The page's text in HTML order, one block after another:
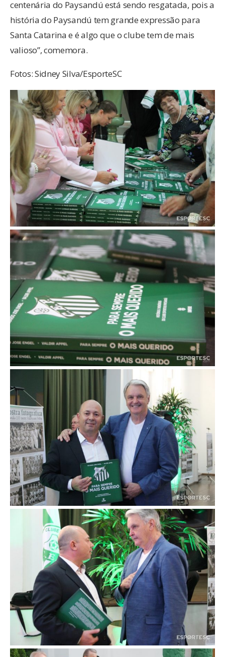
centenária do Paysandú está sendo resgatada, pois a
história do Paysandú tem grande expressão para
Santa Catarina e é algo que o clube tem de mais
valioso”, comemora.
Fotos: Sidney Silva/EsporteSC